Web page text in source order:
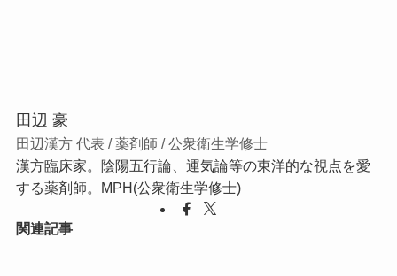
田辺 豪
田辺漢方 代表 / 薬剤師 / 公衆衛生学修士
漢方臨床家。陰陽五行論、運気論等の東洋的な視点を愛
する薬剤師。MPH(公衆衛生学修士)
関連記事